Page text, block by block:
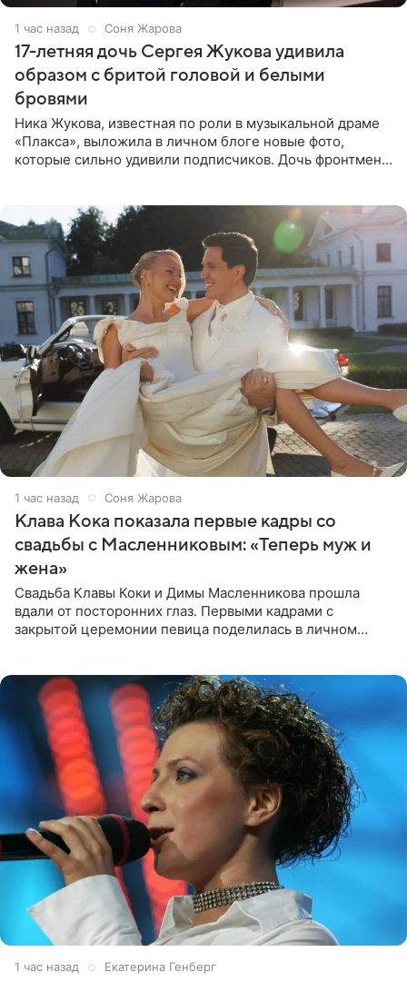
1 час назад Соня Жарова
17-летняя дочь Сергея Жукова удивила
образом с бритой головой и белыми
бровями
Ника Жукова, известная по роли в музыкальной драме
«Плакса», выложила в личном блоге новые фото,
которые сильно удивили подписчиков. Дочь фронтмена
1 час назад Соня Жарова
Клава Кока показала первые кадры со
свадьбы с Масленниковым: «Теперь муж и
жена»
Свадьба Клавы Коки и Димы Масленникова прошла
вдали от посторонних глаз. Первыми кадрами с
закрытой церемонии певица поделилась в личном
1 час назад Екатерина Генберг